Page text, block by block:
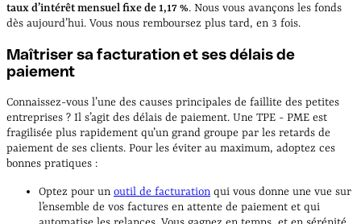
taux d’intérêt mensuel fixe de 1,17 %. Nous vous avançons les fonds
dès aujourd’hui. Vous nous remboursez plus tard, en 3 fois.
Maîtriser sa facturation et ses délais de
paiement
Connaissez-vous l’une des causes principales de faillite des petites
entreprises ? Il s’agit des délais de paiement. Une TPE - PME est
fragilisée plus rapidement qu’un grand groupe par les retards de
paiement de ses clients. Pour les éviter au maximum, adoptez ces
bonnes pratiques :
Optez pour un outil de facturation qui vous donne une vue sur
l’ensemble de vos factures en attente de paiement et qui